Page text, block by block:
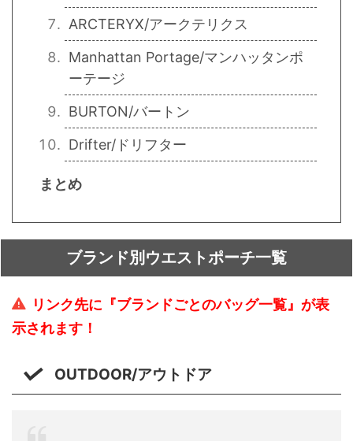
ARCTERYX/アークテリクス
Manhattan Portage/マンハッタンポ
ーテージ
BURTON/バートン
Drifter/ドリフター
まとめ
ブランド別ウエストポーチ一覧
リンク先に『ブランドごとのバッグ一覧』が表
示されます！
OUTDOOR/アウトドア